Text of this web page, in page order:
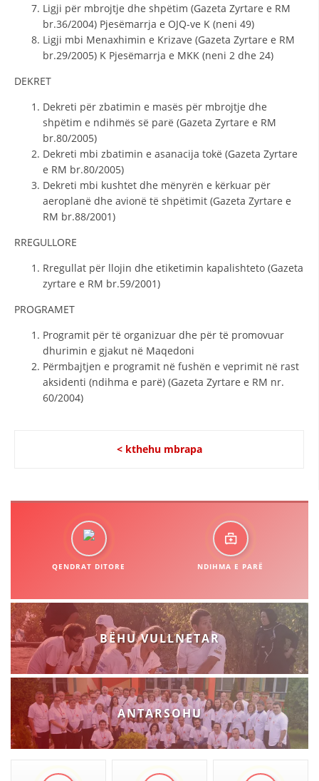
Ligji për mbrojtje dhe shpëtim (Gazeta Zyrtare e RM
br.36/2004) Pjesëmarrja e OJQ-ve K (neni 49)
Ligji mbi Menaxhimin e Krizave (Gazeta Zyrtare e RM
br.29/2005) K Pjesëmarrja e MKK (neni 2 dhe 24)
DEKRET
Dekreti për zbatimin e masës për mbrojtje dhe
shpëtim e ndihmës së parë (Gazeta Zyrtare e RM
br.80/2005)
Dekreti mbi zbatimin e asanacija tokë (Gazeta Zyrtare
e RM br.80/2005)
Dekreti mbi kushtet dhe mënyrën e kërkuar për
aeroplanë dhe avionë të shpëtimit (Gazeta Zyrtare e
RM br.88/2001)
RREGULLORE
Rregullat për llojin dhe etiketimin kapalishteto (Gazeta
zyrtare e RM br.59/2001)
PROGRAMET
Programit për të organizuar dhe për të promovuar
dhurimin e gjakut në Maqedoni
Përmbajtjen e programit në fushën e veprimit në rast
aksidenti (ndihma e parë) (Gazeta Zyrtare e RM nr.
60/2004)
< kthehu mbrapa
QENDRAT DITORE NDIHMA E PARË
BËHU VULLNETAR
ANTARSOHU